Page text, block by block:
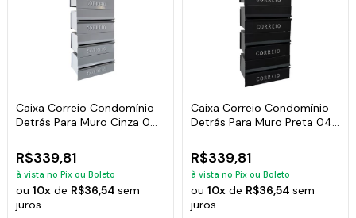
Caixa Correio Condomínio
Detrás Para Muro Cinza 04
R$339,81
à vista no Pix ou Boleto
ou10x de R$36,54sem
juros
Caixa Correio Condomínio
Detrás Para Muro Preta 04
R$339,81
à vista no Pix ou Boleto
ou 10xde R$36,54 sem
juros